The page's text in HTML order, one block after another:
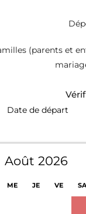
(parents et
Août 2026
ME JE VE